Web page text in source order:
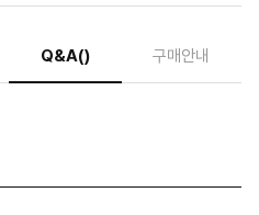
Q&A() 구매안내